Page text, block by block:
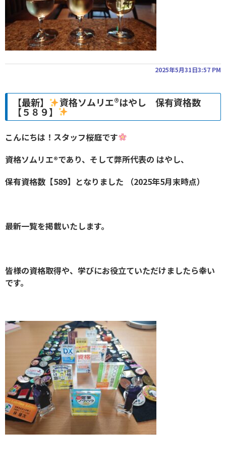
2025年5月31日3:57 PM
【最新】 資格ソムリエ®︎はやし 保有資格数
【５８９】
こんにちは！スタッフ桜庭です
資格ソムリエ®︎であり、そして弊所代表の はやし、
保有資格数【589】となりました （2025年5月末時点）
最新一覧を掲載いたします。
皆様の資格取得や、学びにお役立ていただけましたら幸い
です。